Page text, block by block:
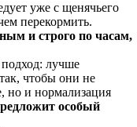
уже с щенячьего
перекормить.
и строго по часам,
лучше
чтобы они не
но и нормализация
особый